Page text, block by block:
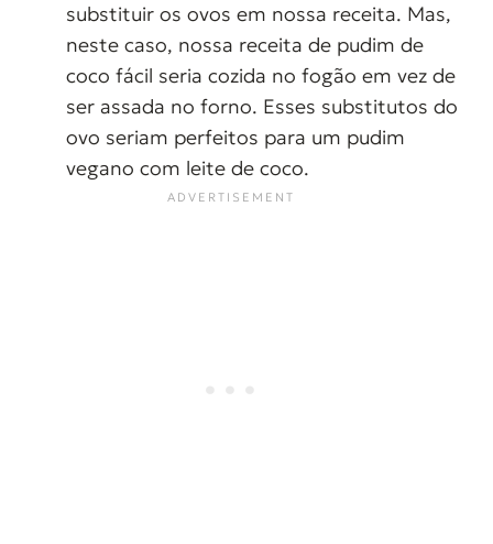
substituir os ovos em nossa receita. Mas,
neste caso, nossa receita de pudim de
coco fácil seria cozida no fogão em vez de
ser assada no forno. Esses substitutos do
ovo seriam perfeitos para um pudim
vegano com leite de coco.